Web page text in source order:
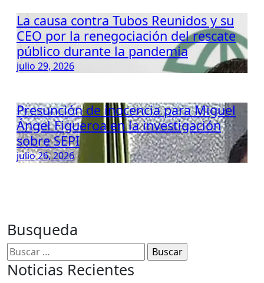
La causa contra Tubos Reunidos y su
CEO por la renegociación del rescate
público durante la pandemia
julio 29, 2026
Presunción de inocencia para Miguel
Ángel Figueroa en la investigación
sobre SEPI
julio 26, 2026
Busqueda
Buscar:
Noticias Recientes